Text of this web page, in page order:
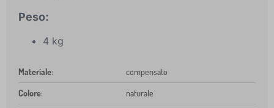
Peso:
4 kg
Materiale: compensato
Colore: naturale